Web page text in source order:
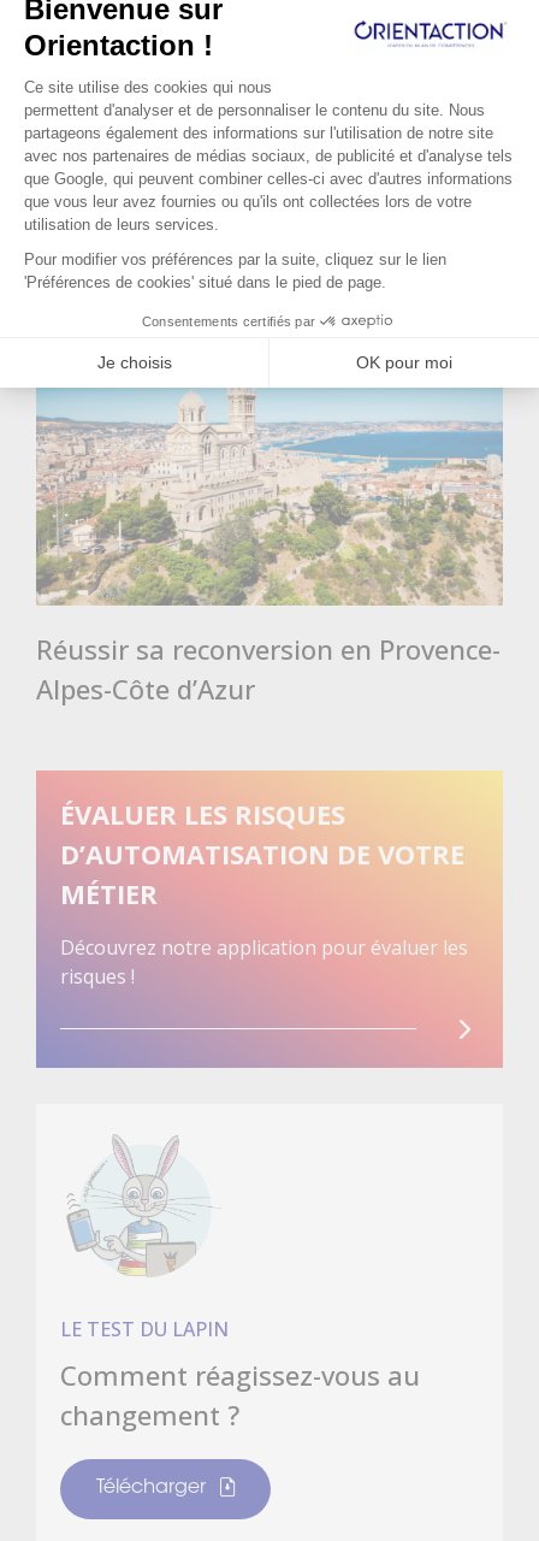
a du sens pour elle. Elle apprécie la
complexité des produits qu’elle
commercialise et la relation avec les
médecins. Malheureusement suite à une
réforme du système de santé son poste va
disparaître. Elle a environ un an pour
préparer sa reconversion. C’est dans ce
contexte qu’elle s’adresse à Orient'Action®.
Lire la suite...
Réussir sa reconversion en Provence-
Alpes-Côte d’Azur
ÉVALUER LES RISQUES
D’AUTOMATISATION DE VOTRE
MÉTIER
Découvrez notre application pour évaluer les
risques !
LE TEST DU LAPIN
Comment réagissez-vous au
changement ?
Télécharger